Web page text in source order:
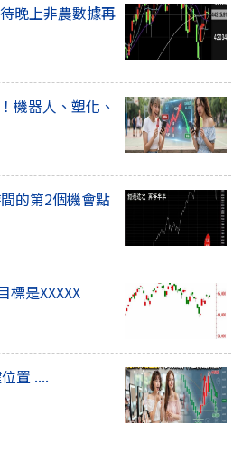
晚上非農數據再
機器人、塑化、
的第2個機會點
標是XXXXX
置 ....